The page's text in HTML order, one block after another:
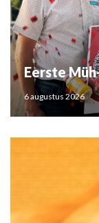
Eerste
6 augustus 2026